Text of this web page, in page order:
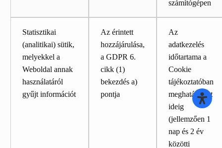
számítógépen
Statisztikai
(analitikai) sütik,
melyekkel a
Weboldal annak
használatáról
gyűjt információt
Az érintett
hozzájárulása,
a GDPR 6.
cikk (1)
bekezdés a)
pontja
Az
adatkezelés
időtartama a
Cookie
tájékoztatóban
meghatározott
ideig
(jellemzően 1
nap és 2 év
közötti